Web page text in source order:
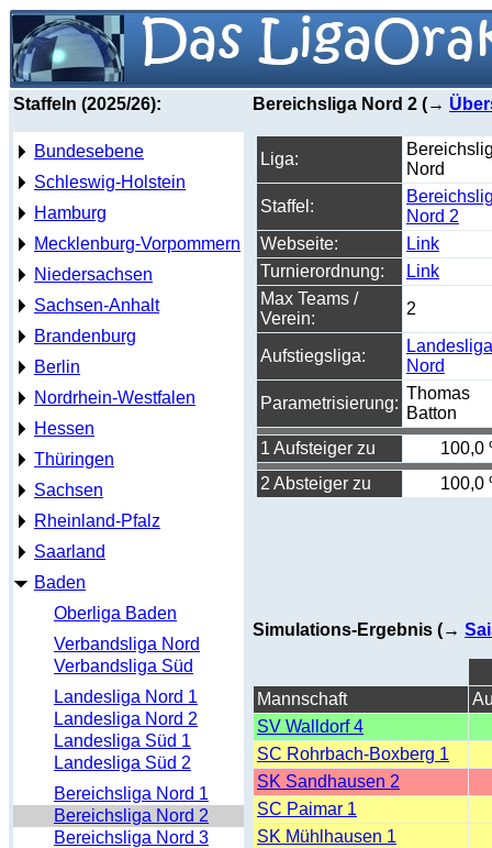
Staffeln (2025/26):
Bundesebene
Schleswig-Holstein
Hamburg
Mecklenburg-Vorpommern
Niedersachsen
Sachsen-Anhalt
Brandenburg
Berlin
Nordrhein-Westfalen
Hessen
Thüringen
Sachsen
Rheinland-Pfalz
Saarland
Baden
Oberliga Baden
Verbandsliga Nord
Verbandsliga Süd
Landesliga Nord 1
Landesliga Nord 2
Landesliga Süd 1
Landesliga Süd 2
Bereichsliga Nord 1
Bereichsliga Nord 2
Bereichsliga Nord 3
Bereichsliga Nord 2 (→
Liga:
Nord
Staffel:
Nord 2
Webseite:
Link
Turnierordnung:
Link
Max Teams /
Verein:
2
Aufstiegsliga:
Landesliga
Nord
Parametrisierung:
Thomas
Batton
1 Aufsteiger zu
100,0
2 Absteiger zu
100,0
Simulations-Ergebnis (→
Mannschaft
SV Walldorf 4
SC Rohrbach-Boxberg 1
SK Sandhausen 2
SC Paimar 1
SK Mühlhausen 1